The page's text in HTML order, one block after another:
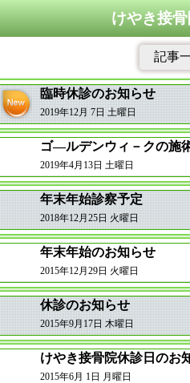
けやき接
記事
臨時休診のお知らせ
2019年12月 7日 土曜日
ゴ―ルデンウィ－クの施
2019年4月13日 土曜日
年末年始診察予定
2018年12月25日 火曜日
年末年始のお知らせ
2015年12月29日 火曜日
休診のお知らせ
2015年9月17日 木曜日
けやき接骨院休診日のお
2015年6月 1日 月曜日